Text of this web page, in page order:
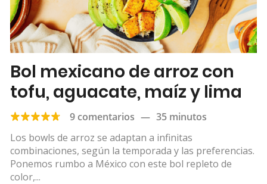
Bol mexicano de arroz con
tofu, aguacate, maíz y lima
9 comentarios — 35 minutos
Los bowls de arroz se adaptan a infinitas
combinaciones, según la temporada y las preferencias.
Ponemos rumbo a México con este bol repleto de
color,...